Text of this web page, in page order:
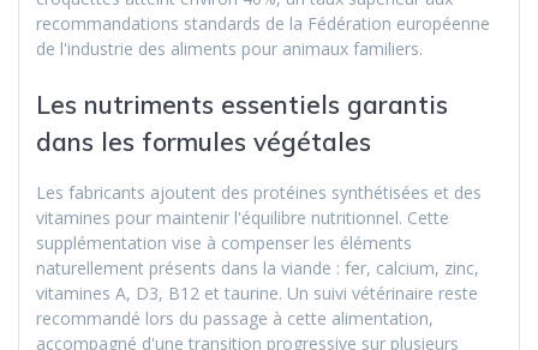
recommandations standards de la Fédération européenne
de l'industrie des aliments pour animaux familiers.
Les nutriments essentiels garantis
dans les formules végétales
Les fabricants ajoutent des protéines synthétisées et des
vitamines pour maintenir l'équilibre nutritionnel. Cette
supplémentation vise à compenser les éléments
naturellement présents dans la viande : fer, calcium, zinc,
vitamines A, D3, B12 et taurine. Un suivi vétérinaire reste
recommandé lors du passage à cette alimentation,
accompagné d'une transition progressive sur plusieurs